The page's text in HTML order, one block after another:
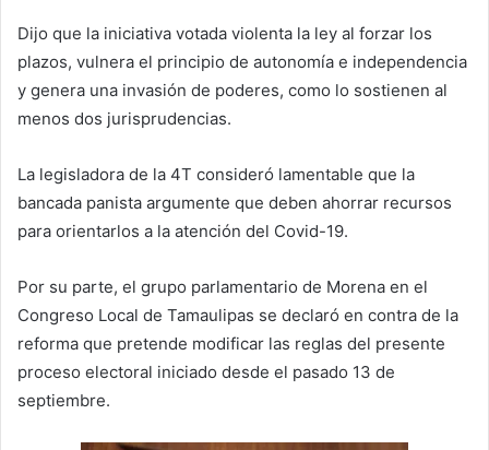
Dijo que la iniciativa votada violenta la ley al forzar los
plazos, vulnera el principio de autonomía e independencia
y genera una invasión de poderes, como lo sostienen al
menos dos jurisprudencias.
La legisladora de la 4T consideró lamentable que la
bancada panista argumente que deben ahorrar recursos
para orientarlos a la atención del Covid-19.
Por su parte, el grupo parlamentario de Morena en el
Congreso Local de Tamaulipas se declaró en contra de la
reforma que pretende modificar las reglas del presente
proceso electoral iniciado desde el pasado 13 de
septiembre.